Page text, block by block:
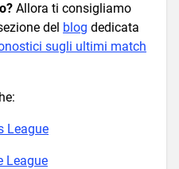
Allora ti consigliamo
del blog dedicata
sugli ultimi match
League
League